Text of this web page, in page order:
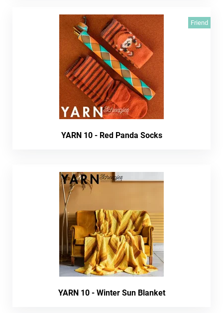
Friend
YARN 10 - Red Panda Socks
YARN 10 - Winter Sun Blanket